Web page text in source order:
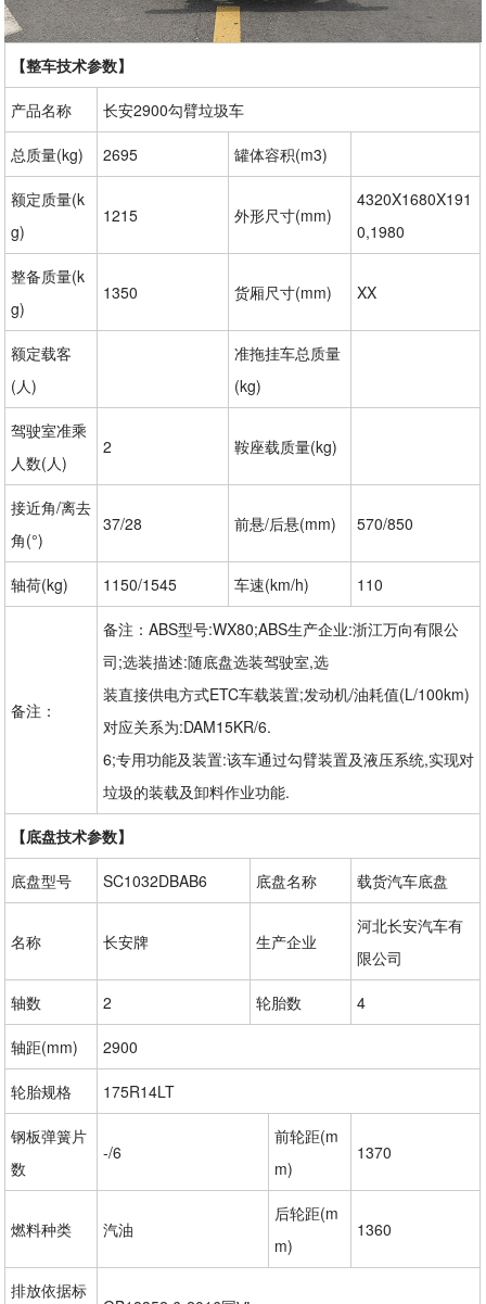
【整车技术参数】
产品名称 长安2900勾臂垃圾车
总质量(kg) 2695 罐体容积(m3)
额定质量(k
g)
1215 外形尺寸(mm)
4320X1680X191
0,1980
整备质量(k
g)
1350 货厢尺寸(mm) XX
额定载客
(人)
准拖挂车总质量
(kg)
驾驶室准乘
人数(人)
2 鞍座载质量(kg)
接近角/离去
角(°)
37/28 前悬/后悬(mm) 570/850
轴荷(kg) 1150/1545 车速(km/h) 110
备注：
备注：ABS型号:WX80;ABS生产企业:浙江万向有限公
司;选装描述:随底盘选装驾驶室,选
装直接供电方式ETC车载装置;发动机/油耗值(L/100km)
对应关系为:DAM15KR/6.
6;专用功能及装置:该车通过勾臂装置及液压系统,实现对
垃圾的装载及卸料作业功能.
【底盘技术参数】
底盘型号 SC1032DBAB6 底盘名称 载货汽车底盘
名称 长安牌 生产企业
河北长安汽车有
限公司
轴数 2 轮胎数 4
轴距(mm) 2900
轮胎规格 175R14LT
钢板弹簧片
数
-/6
前轮距(m
m)
1370
燃料种类 汽油
后轮距(m
m)
1360
排放依据标